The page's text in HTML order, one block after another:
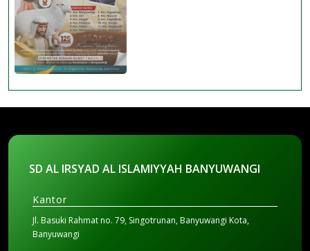
SD AL IRSYAD AL ISLAMIYYAH BANYUWANGI
Kantor
Jl. Basuki Rahmat no. 79, Singotrunan, Banyuwangi Kota,
Banyuwangi